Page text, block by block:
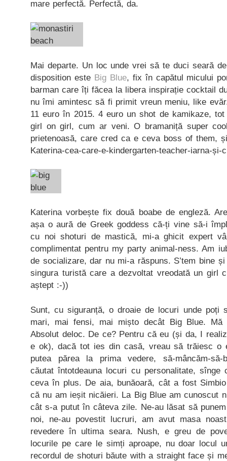
mare perfectă. Perfectă, da.
Mai departe. Un loc unde vrei să te duci seară
disposition este Big Blue, fix în capătul micului
barman care îți făcea la libera inspirație cocktail
nu îmi amintesc să fi primit vreun meniu, like
11 euro în 2015. 4 euro un shot de kamikaze,
girl on girl, cum ar veni. O bramaniță super
prietenoasă, care cred ca e ceva boss of them,
Katerina-cea-care-e-kindergarten-teacher-iarna-și-
Katerina vorbește fix două boabe de engleză.
așa o aură de Greek goddess că-ți vine să-i
cu noi shoturi de mastică, mi-a ghicit expert
complimentat pentru my party animal-ness. Am
de socializare, dar nu mi-a răspuns. S’tem bine
singura turistă care a dezvoltat vreodată un girl
aștept :-))
Sunt, cu siguranță, o droaie de locuri unde poți
mari, mai fensi, mai mișto decât Big Blue. Mă
Absolut deloc. De ce? Pentru că eu (și da, I
e ok), dacă tot ies din casă, vreau să trăiesc o
putea părea la prima vedere, să-mâncăm-să-
căutat întotdeauna locuri cu personalitate,
ceva în plus. De aia, bunăoară, cât a fost
că nu am ieșit nicăieri. La Big Blue am cunoscut
cât s-a putut în câteva zile. Ne-au lăsat să
noi, ne-au povestit lucruri, am avut masa
revedere în ultima seara. Nush, e greu de
locurile pe care le simți aproape, nu doar locul
recordul de shoturi băute with a straight face și